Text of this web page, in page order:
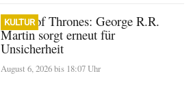
KULTUR
Game of Thrones: George R.R.
Martin sorgt erneut für
Unsicherheit
August 6, 2026 bis 18:07 Uhr